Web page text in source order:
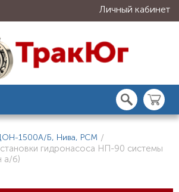
Личный кабинет
1500А/Б, Нива, РСМ /
гидронасоса НП-90 системы
а/б)